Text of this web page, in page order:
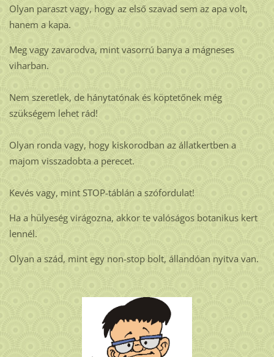
Olyan paraszt vagy, hogy az első szavad sem az apa volt,
hanem a kapa.
Meg vagy zavarodva, mint vasorrú banya a mágneses
viharban.
Nem szeretlek, de hánytatónak és köptetőnek még
szükségem lehet rád!
Olyan ronda vagy, hogy kiskorodban az állatkertben a
majom visszadobta a perecet.
Kevés vagy, mint STOP-táblán a szófordulat!
Ha a hülyeség virágozna, akkor te valóságos botanikus kert
lennél.
Olyan a szád, mint egy non-stop bolt, állandóan nyitva van.